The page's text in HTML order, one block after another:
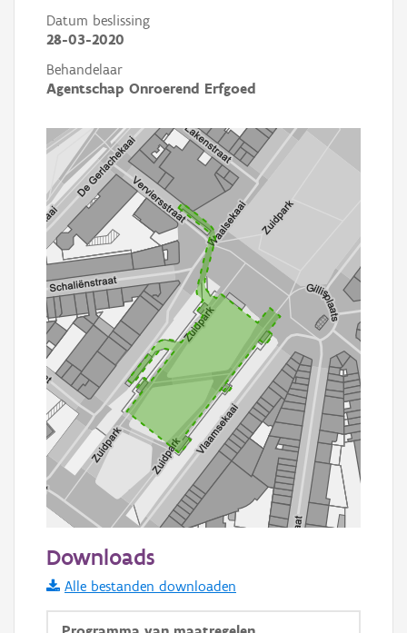
Datum beslissing
28-03-2020
Behandelaar
Agentschap Onroerend Erfgoed
Informatie Vlaanderen
i
Downloads
Alle bestanden downloaden